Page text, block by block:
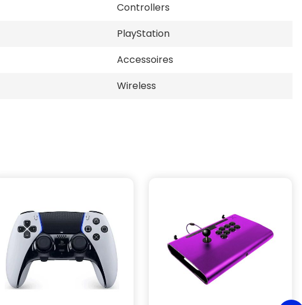
Controllers
PlayStation
Accessoires
Wireless